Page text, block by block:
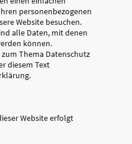
personenbezogenen
Website besuchen.
alle Daten, mit denen
können.
Thema Datenschutz
diesem Text
Website erfolgt